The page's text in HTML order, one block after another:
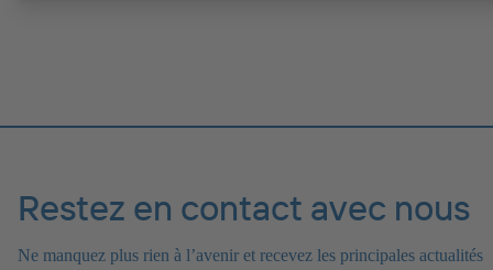
Restez en contact avec nous
Ne manquez plus rien à l’avenir et recevez les principales actualités